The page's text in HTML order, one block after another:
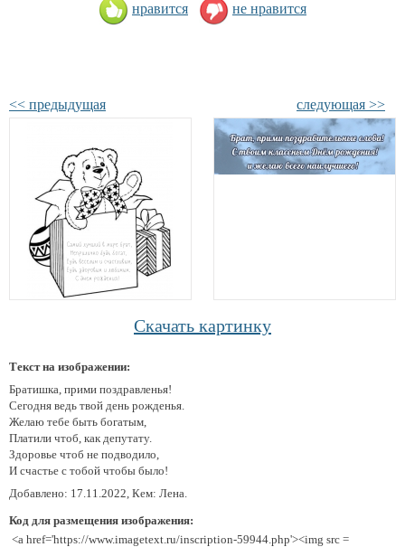
нравится не нравится
<< предыдущая следующая >>
Скачать картинку
Текст на изображении:
Братишка, прими поздравленья!
Сегодня ведь твой день рожденья.
Желаю тебе быть богатым,
Платили чтоб, как депутату.
Здоровье чтоб не подводило,
И счастье с тобой чтобы было!
Добавлено: 17.11.2022, Кем: Лена.
Код для размещения изображения:
<a href='https://www.imagetext.ru/inscription-59944.php'><img src =